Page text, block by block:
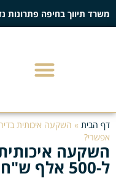
משרד תיווך בחיפה פתרונות
דף הבית »
אפשרי?
השקעה
ל-500 אלף ש"ח, האם זה אפשרי?